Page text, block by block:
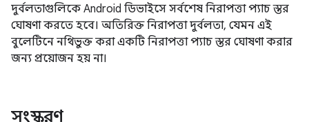
দুর্বলতাগুলিকে Android ডিভাইসে সর্বশেষ নিরাপত্তা প্যাচ স্তর
ঘোষণা করতে হবে। অতিরিক্ত নিরাপত্তা দুর্বলতা, যেমন এই
বুলেটিনে নথিভুক্ত করা একটি নিরাপত্তা প্যাচ স্তর ঘোষণা করার
জন্য প্রয়োজন হয় না।
সংস্করণ